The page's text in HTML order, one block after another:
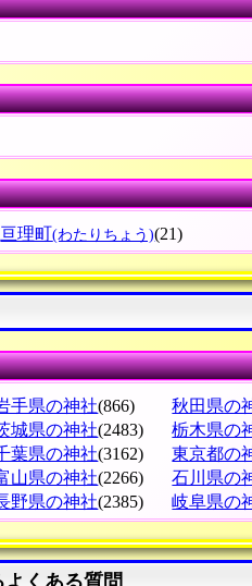
亘理町(わたりちょう)(21)
手県の神社(866) 秋田県の
城県の神社(2483) 栃木県の
葉県の神社(3162) 東京都の
山県の神社(2266) 石川県の
野県の神社(2385) 岐阜県の